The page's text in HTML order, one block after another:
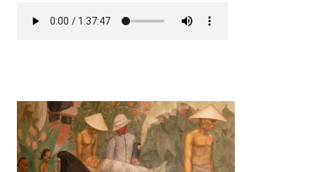
Contenu
d’origine